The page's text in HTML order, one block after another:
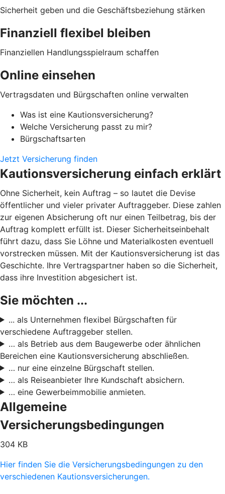
Sicherheit geben und die Geschäftsbeziehung stärken
Finanziell flexibel bleiben
Finanziellen Handlungsspielraum schaffen
Online einsehen
Vertragsdaten und Bürgschaften online verwalten
Was ist eine Kautionsversicherung?
Welche Versicherung passt zu mir?
Bürgschaftsarten
Jetzt Versicherung finden
Kautionsversicherung einfach erklärt
Ohne Sicherheit, kein Auftrag – so lautet die Devise
öffentlicher und vieler privater Auftraggeber. Diese zahlen
zur eigenen Absicherung oft nur einen Teilbetrag, bis der
Auftrag komplett erfüllt ist. Dieser Sicherheitseinbehalt
führt dazu, dass Sie Löhne und Materialkosten eventuell
vorstrecken müssen. Mit der Kautionsversicherung ist das
Geschichte. Ihre Vertragspartner haben so die Sicherheit,
dass ihre Investition abgesichert ist.
Sie möchten ...
... als Unternehmen flexibel Bürgschaften für
verschiedene Auftraggeber stellen.
… als Betrieb aus dem Baugewerbe oder ähnlichen
Bereichen eine Kautionsversicherung abschließen.
… nur eine einzelne Bürgschaft stellen.
… als Reiseanbieter Ihre Kundschaft absichern.
… eine Gewerbeimmobilie anmieten.
Allgemeine
Versicherungsbedingungen
304 KB
Hier finden Sie die Versicherungsbedingungen zu den
verschiedenen Kautionsversicherungen.